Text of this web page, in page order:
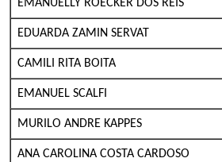
EMANUELLY ROECKER DOS REIS
EDUARDA ZAMIN SERVAT
CAMILI RITA BOITA
EMANUEL SCALFI
MURILO ANDRE KAPPES
ANA CAROLINA COSTA CARDOSO